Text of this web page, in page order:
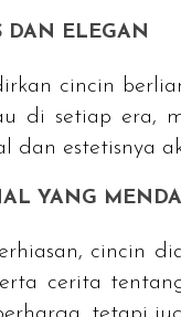
DAN ELEGAN
cincin
di setiap era,
dan estetisnya
YANG
cincin
cerita